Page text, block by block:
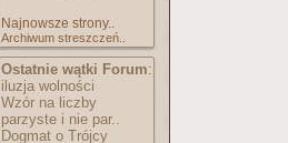
Najnowsze strony..
Archiwum streszczeń..
Ostatnie wątki Forum:
iluzja wolności
Wzór na liczby
parzyste i nie par..
Dogmat o Trójcy